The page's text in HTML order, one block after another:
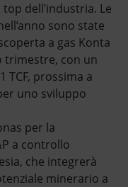
dell’industria. Le
sono state
a gas Konta
trimestre, con un
prossima a
uno sviluppo
per la
a controllo
che integrerà
minerario a